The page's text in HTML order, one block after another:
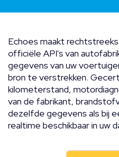
Echoes maakt
officiële API's van
gegevens van uw
bron te verstrekken.
kilometerstand,
van de fabrikant,
dezelfde gegevens als bij
realtime beschikbaar in uw